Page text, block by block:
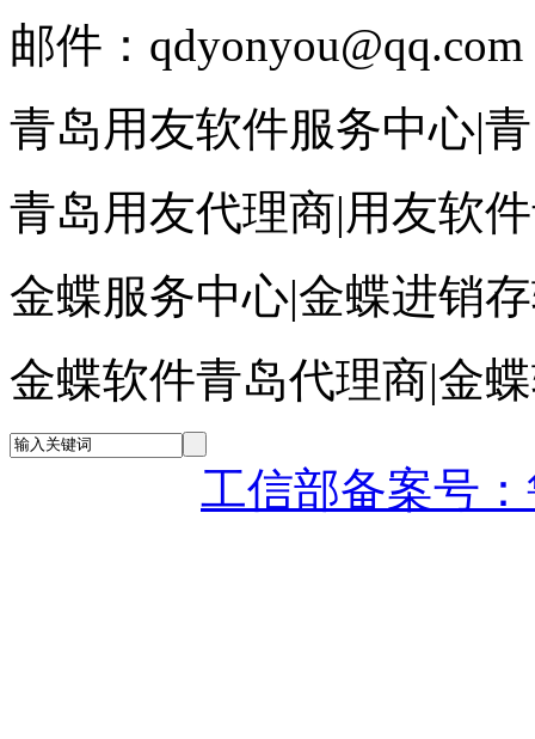
邮件：qdyonyou@qq.com
青岛用友软件服务中心|
青岛用友代理商|用友软
金蝶服务中心|金蝶进销
金蝶软件青岛代理商|金
工信部备案号：